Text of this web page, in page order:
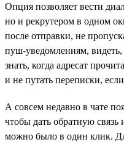
Опция позволяет вести
но и рекрутером в одном
после отправки, не
пуш-уведомлениям, видеть,
знать, когда адресат
и не путать переписки,
А совсем недавно в чате
чтобы дать обратную
можно было в один клик.